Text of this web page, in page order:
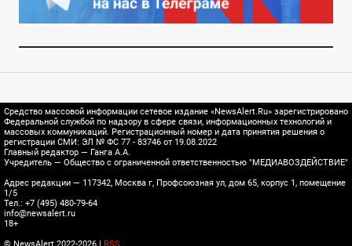
Средство массовой информации сетевое издание «NewsAlert.Ru» зарегистрировано
Федеральной службой по надзору в сфере связи, информационных технологий и
массовых коммуникаций. Регистрационный номер и дата принятия решения о
регистрации СМИ: ЭЛ № ФС 77 - 83746 от 19.08.2022
Главный редактор — Ганга А.А.
Учредитель — Общество с ограниченной ответственностью "МЕДИАВОЗДЕЙСТВИЕ"
Адрес редакции — 117342, Москва г, Профсоюзная ул, дом 65, корпус 1, помещение
1/5
Тел.: +7 (495) 480-79-64
info@newsalert.ru
18+
© NewsAlert 2022-2026 | RSS